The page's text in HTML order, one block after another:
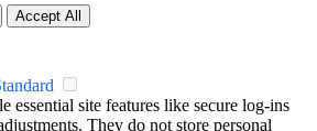
Accept All
essential site features like secure log-ins
They do not store personal